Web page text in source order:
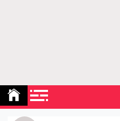
Kunda